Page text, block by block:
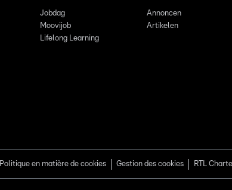
Jobdag
Moovijob
Lifelong Learning
Annoncen
Artikelen
Politique en matière de cookies Gestion des cookies RTL Charte